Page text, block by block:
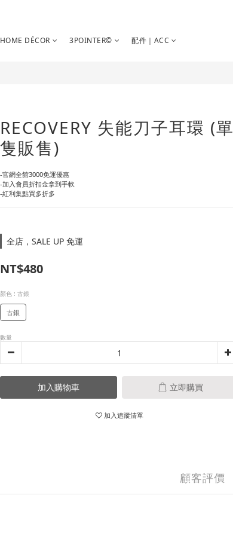
DÉCOR 3POINTER© 配件｜ACC
RECOVERY 失能刀子耳環 (單
隻販售)
-官網全館3000免運優惠
-加入會員折扣金拿到手軟
-紅利集點買多折多
全店，SALE UP 免運
NT$480
顏色 : 古銀
古銀
數量
加入購物車 立即購買
加入追蹤清單
顧客評價